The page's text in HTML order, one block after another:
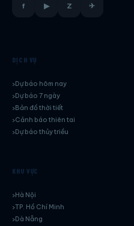
f ▶ Z ✈
DỊCH VỤ
Dự báo hôm nay
Dự báo 7 ngày
Bản đồ thời tiết
Cảnh báo thiên tai
Dự báo thủy triều
KHU VỰC
Hà Nội
TP. Hồ Chí Minh
Dà Nẵng